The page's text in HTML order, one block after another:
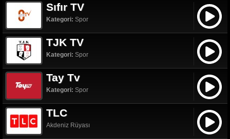
Sıfır TV
Kategori: Spor
TJK TV
Kategori: Spor
Tay Tv
Kategori: Spor
TLC
Akdeniz Rüyası